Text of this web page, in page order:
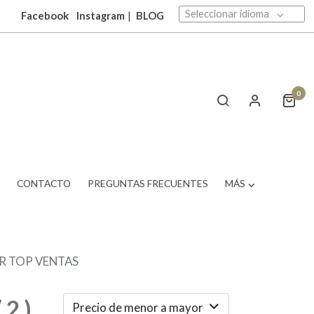
Facebook Instagram | BLOG Seleccionar idioma
0
CONTACTO PREGUNTAS FRECUENTES MÁS
TOP VENTAS
Precio de menor a mayor